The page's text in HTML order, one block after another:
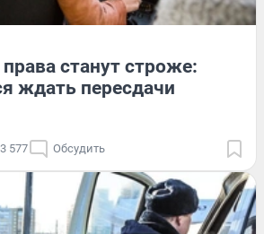
станут строже:
ждать пересдачи
3 577 Обсудить